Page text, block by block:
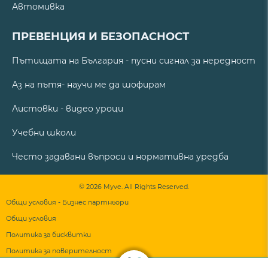
Автомивка
ПРЕВЕНЦИЯ И БЕЗОПАСНОСТ
Пътищата на България - пусни сигнал за нередност
Аз на пътя- научи ме да шофирам
Листовки - видео уроци
Учебни школи
Често задавани въпроси и нормативна уредба
© 2026 Myve. All Rights Reserved.
Общи условия - Бизнес партньори
Общи условия
Политика за бисквитки
Политика за поверителност